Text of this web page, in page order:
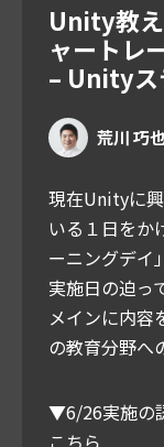
Unity教
ャートレ
– Unityス
荒川 巧
現在Unityに
いる１日をか
ーニングデイ
実施日の迫っ
メインに内容
の教育分野へ
▼6/26実施の
こちら